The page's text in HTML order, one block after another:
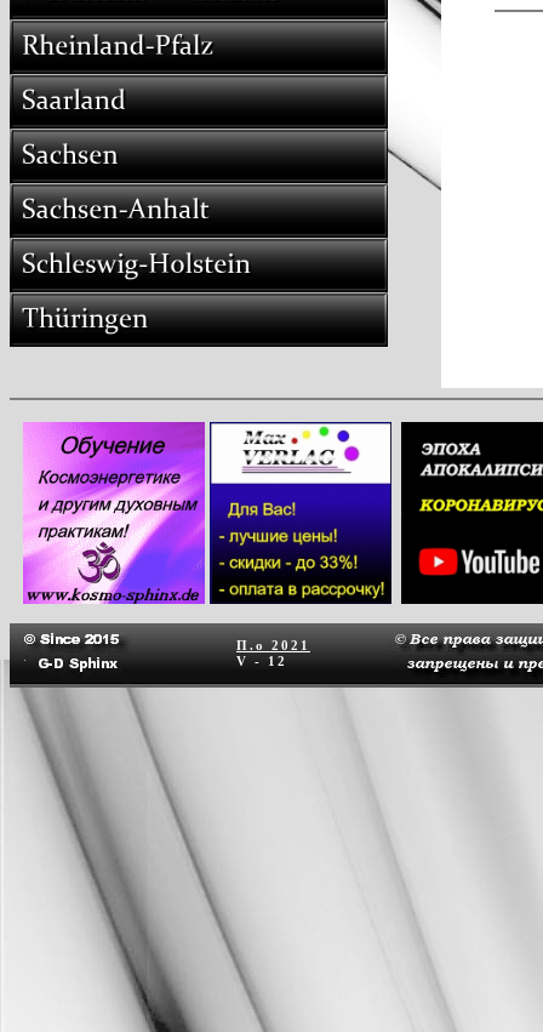
П.о
2021
V - 12